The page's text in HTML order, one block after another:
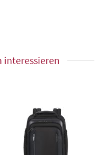
interessieren